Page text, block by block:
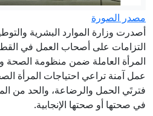
خلال النصف
مصدر الصورة
أصدرت وزارة الموارد البشرية
التزامات على أصحاب العمل في
المرأة العاملة ضمن منظومة الصحة
عمل آمنة تراعي احتياجات المرأة
فترتَي الحمل والرضاعة، والحد من
في صحتها أو صحتها الإنجابية.